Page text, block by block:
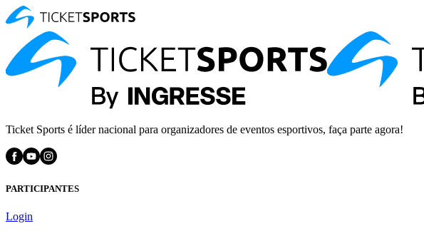
Ticket Sports é líder nacional para organizadores de eventos esportivos, faça parte agora!
PARTICIPANTES
Login